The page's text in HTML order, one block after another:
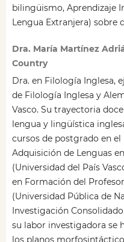
bilingüismo, Aprendizaje
Lengua Extranjera) sobre
Dra. María Martínez
Country
Dra. en Filología Inglesa,
de Filología Inglesa y
Vasco. Su trayectoria
lengua y lingüística
cursos de postgrado en
Adquisición de Lenguas
(Universidad del País
en Formación del
(Universidad Pública de
Investigación
su labor investigadora se
los planos